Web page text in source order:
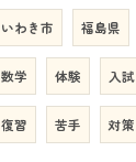
いわき市 福島県
数学 体験 入試
復習 苦手 対策